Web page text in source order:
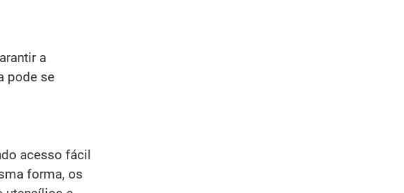
a
pode se
acesso fácil
forma, os